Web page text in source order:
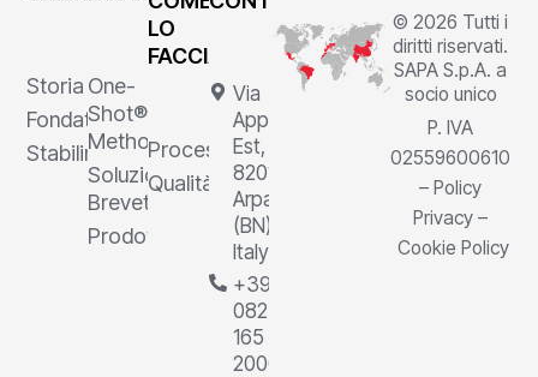
Storia
Fondatore
Stabilimenti
One-
Shot®
Method
Soluzioni
Brevettate
Prodotti
LO
FACCIAMO
Processi
Qualità
Via
Appia
Est, 1,
82011
Arpaia
(BN),
Italy
+39
0823
165
2000
© 2026 Tutti i
diritti riservati.
SAPA S.p.A. a
socio unico
P. IVA
02559600610
–Policy
Privacy –
Cookie Policy